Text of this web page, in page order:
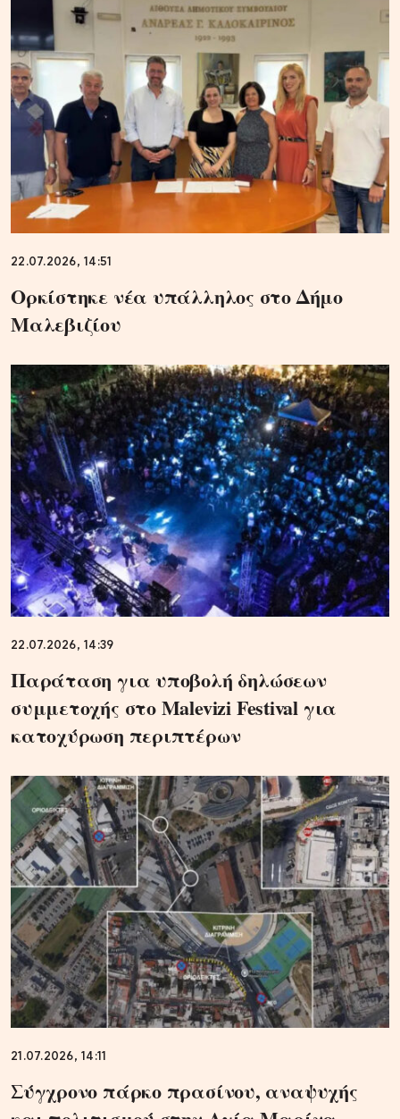
22.07.2026, 14:51
Oρκίστηκε νέα υπάλληλος στο Δήμο
Μαλεβιζίου
22.07.2026, 14:39
Παράταση για υποβολή δηλώσεων
συμμετοχής στο Malevizi Festival για
κατοχύρωση περιπτέρων
21.07.2026, 14:11
Σύγχρονο πάρκο πρασίνου, αναψυχής